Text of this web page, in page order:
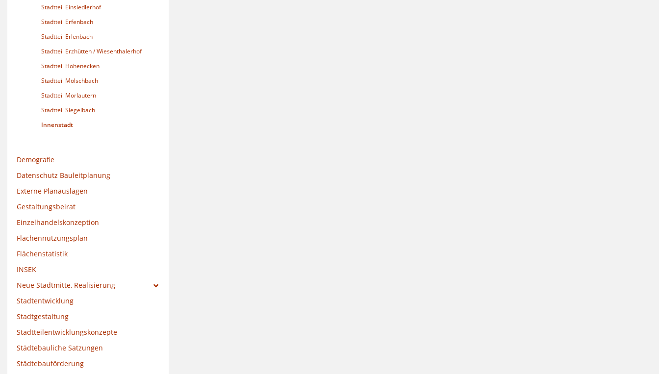
Stadtteil Einsiedlerhof
Stadtteil Erfenbach
Stadtteil Erlenbach
Stadtteil Erzhütten / Wiesenthalerhof
Stadtteil Hohenecken
Stadtteil Mölschbach
Stadtteil Morlautern
Stadtteil Siegelbach
Innenstadt
Demografie
Datenschutz Bauleitplanung
Externe Planauslagen
Gestaltungsbeirat
Einzelhandelskonzeption
Flächennutzungsplan
Flächenstatistik
INSEK
Neue Stadtmitte, Realisierung
Stadtentwicklung
Stadtgestaltung
Stadtteilentwicklungskonzepte
Städtebauliche Satzungen
Städtebauförderung